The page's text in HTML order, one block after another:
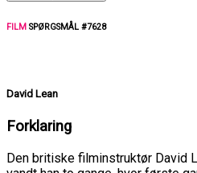
FILM SPØRGSMÅL #7628
David Lean
Forklaring
Den britiske filminstruktør David